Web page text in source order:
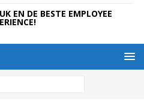
EN DE BESTE EMPLOYEE